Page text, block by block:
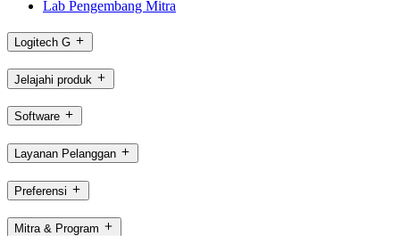
Lab Pengembang Mitra
Logitech G
Jelajahi produk
Software
Layanan Pelanggan
Preferensi
Mitra & Program